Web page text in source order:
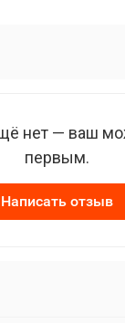
нет — ваш
первым.
Написать отзыв